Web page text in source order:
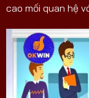
cao mối quan hệ